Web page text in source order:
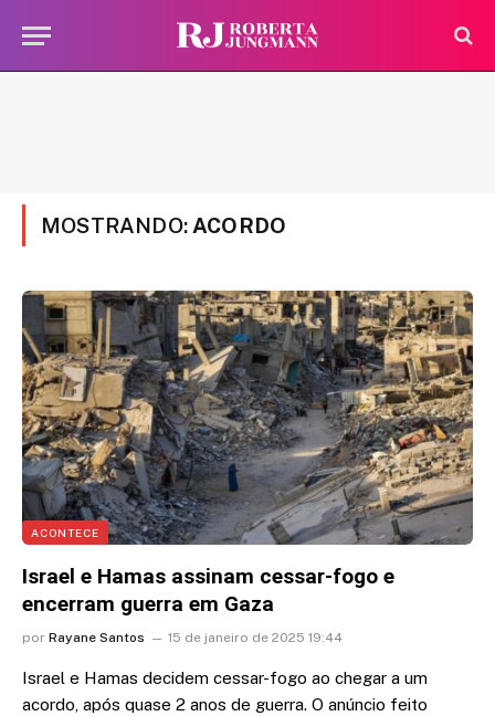
MOSTRANDO: ACORDO
ACONTECE
Israel e Hamas assinam cessar-fogo e
encerram guerra em Gaza
por Rayane Santos 15 de janeiro de 2025 19:44
Israel e Hamas decidem cessar-fogo ao chegar a um
acordo, após quase 2 anos de guerra. O anúncio feito